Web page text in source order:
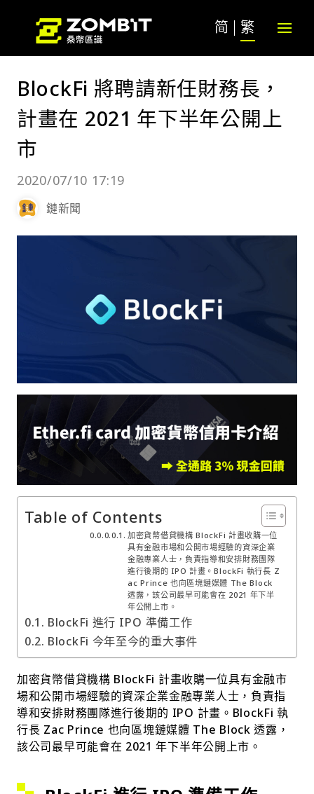
简 繁
BlockFi 將聘請新任財務長，
計畫在 2021 年下半年公開上
市
2020/07/10 17:19
鏈新聞
Table of Contents
加密貨幣借貸機構 BlockFi 計畫收購一位
具有金融市場和公開市場經驗的資深企業
金融專業人士，負責指導和安排財務團隊
進行後期的 IPO 計畫。BlockFi 執行長 Z
ac Prince 也向區塊鏈媒體 The Block
透露，該公司最早可能會在 2021 年下半
年公開上市。
BlockFi 進行 IPO 準備工作
BlockFi 今年至今的重大事件
加密貨幣借貸機構 BlockFi 計畫收購一位具有金融市
場和公開市場經驗的資深企業金融專業人士，負責指
導和安排財務團隊進行後期的 IPO 計畫。BlockFi 執
行長 Zac Prince 也向區塊鏈媒體 The Block 透露，
該公司最早可能會在 2021 年下半年公開上市。